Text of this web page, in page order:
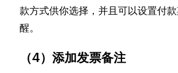
款方式供你选择，并且可以设置付
醒。
（4）添加发票备注